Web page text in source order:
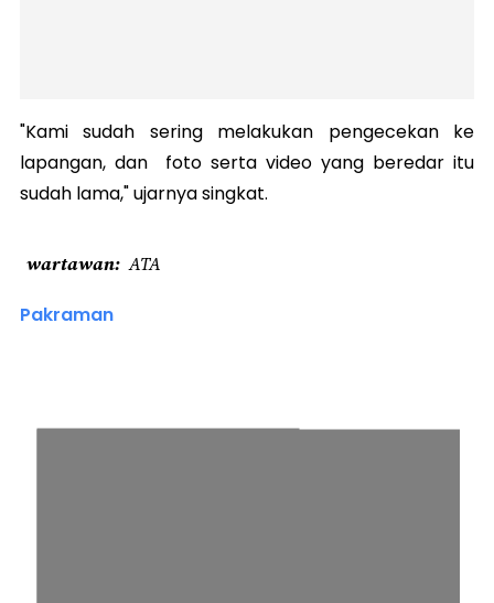
"Kami sudah sering melakukan pengecekan ke
lapangan, dan foto serta video yang beredar itu
sudah lama," ujarnya singkat.
wartawan ATA
Pakraman